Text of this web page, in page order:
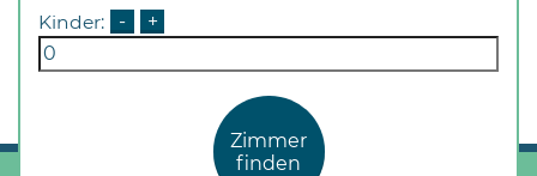
Kinder: - +
Zimmer
finden